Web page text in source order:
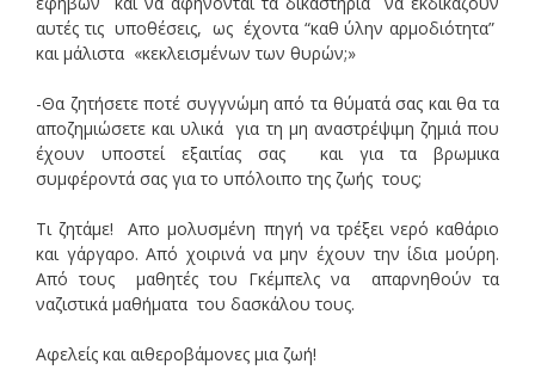
αυτές τις υποθέσεις, ως έχοντα “καθ ύλην αρμοδιότητα”
και μάλιστα «κεκλεισμένων των θυρών;»
-Θα ζητήσετε ποτέ συγγνώμη από τα θύματά σας και θα τα
αποζημιώσετε και υλικά για τη μη αναστρέψιμη ζημιά που
έχουν υποστεί εξαιτίας σας και για τα βρωμικα
συμφέροντά σας για το υπόλοιπο της ζωής τους;
Τι ζητάμε! Απο μολυσμένη πηγή να τρέξει νερό καθάριο
και γάργαρο. Από χοιρινά να μην έχουν την ίδια μούρη.
Από τους μαθητές του Γκέμπελς να απαρνηθούν τα
ναζιστικά μαθήματα του δασκάλου τους.
Αφελείς και αιθεροβάμονες μια ζωή!